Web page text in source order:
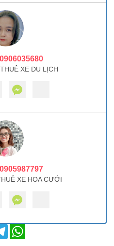
0906035680
XE DU LỊCH
0905987797
XE HOA CƯỚI
Telegram